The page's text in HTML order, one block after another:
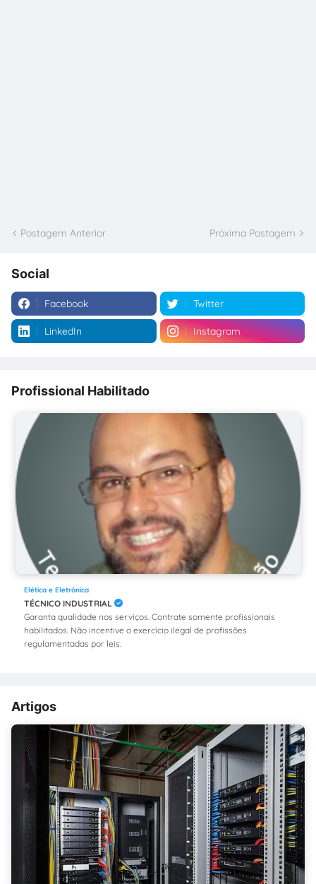
Postagem Anterior Próxima Postagem
Social
Facebook Twitter
LinkedIn Instagram
Profissional Habilitado
Elética e Eletrônica
TÉCNICO INDUSTRIAL
Garanta qualidade nos serviços. Contrate somente profissionais
habilitados. Não incentive o exercício ilegal de profissões
regulamentadas por leis.
Artigos